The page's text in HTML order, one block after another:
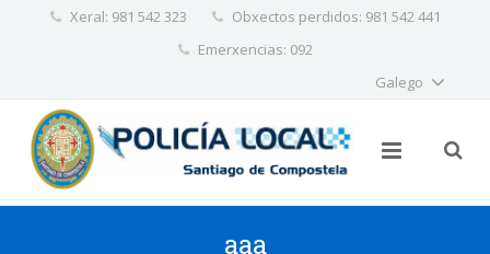
Xeral: 981 542 323
Obxectos perdidos: 981 542 441
Emerxencias: 092
Galego
aaa